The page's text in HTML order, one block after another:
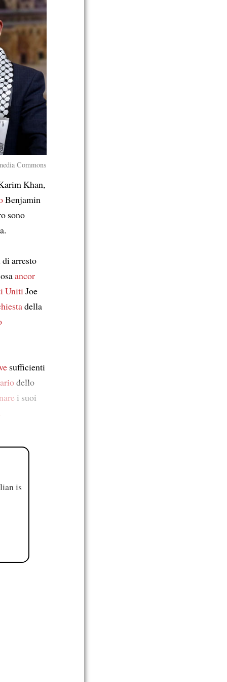
Commons
Khan,
Benjamin
sono
arresto
ancor
UnitiJoe
della
sufficienti
dello
i suoi
is